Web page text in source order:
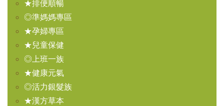
★排便順暢
◎準媽媽專區
★孕婦專區
★兒童保健
◎上班一族
★健康元氣
◎活力銀髮族
★漢方草本